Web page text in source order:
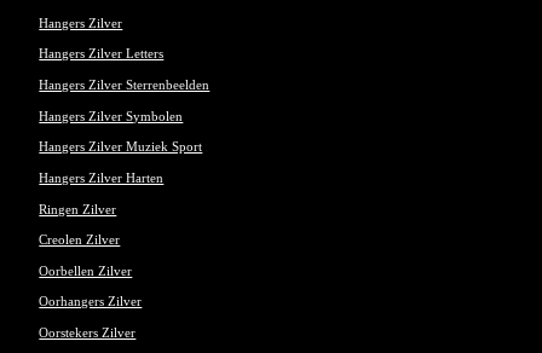
Hangers Zilver
Hangers Zilver Letters
Hangers Zilver Sterrenbeelden
Hangers Zilver Symbolen
Hangers Zilver Muziek Sport
Hangers Zilver Harten
Ringen Zilver
Creolen Zilver
Oorbellen Zilver
Oorhangers Zilver
Oorstekers Zilver